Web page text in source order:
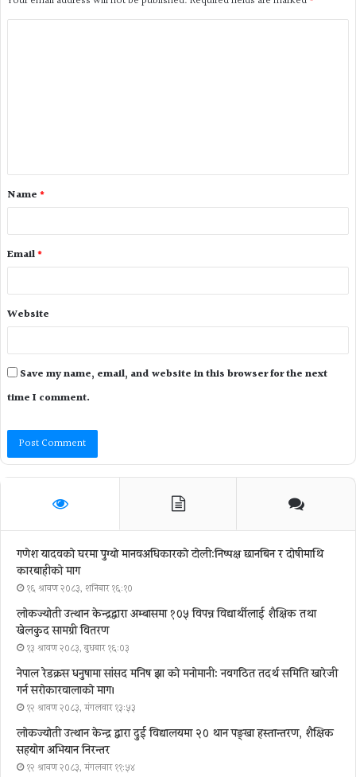
Name *
Email*
Website
Save my name, email, and website in this browser for the next
time I comment.
गणेश यादवको घरमा पुग्याे मानवअधिकारकाे टोली:निष्पक्ष छानबिन र दोषीमाथि
कारबाहीको माग
१६ श्रावण २०८३, शनिबार १६:१०
लोकज्योती उत्थान केन्द्रद्वारा अम्बासमा १०५ विपन्न विद्यार्थीलाई शैक्षिक तथा
खेलकुद सामग्री वितरण
१३ श्रावण २०८३, बुधबार १६:०३
नेपाल रेडक्रस धनुषामा सांसद मनिष झा को मनोमानी: नवगठित तदर्थ समिति खारेजी
गर्न सरोकारवालाको माग।
१२ श्रावण २०८३, मंगलवार १३:५३
लोकज्योती उत्थान केन्द्र द्वारा दुई विद्यालयमा २० थान पङ्खा हस्तान्तरण, शैक्षिक
सहयोग अभियान निरन्तर
१२ श्रावण २०८३, मंगलवार ११:५४